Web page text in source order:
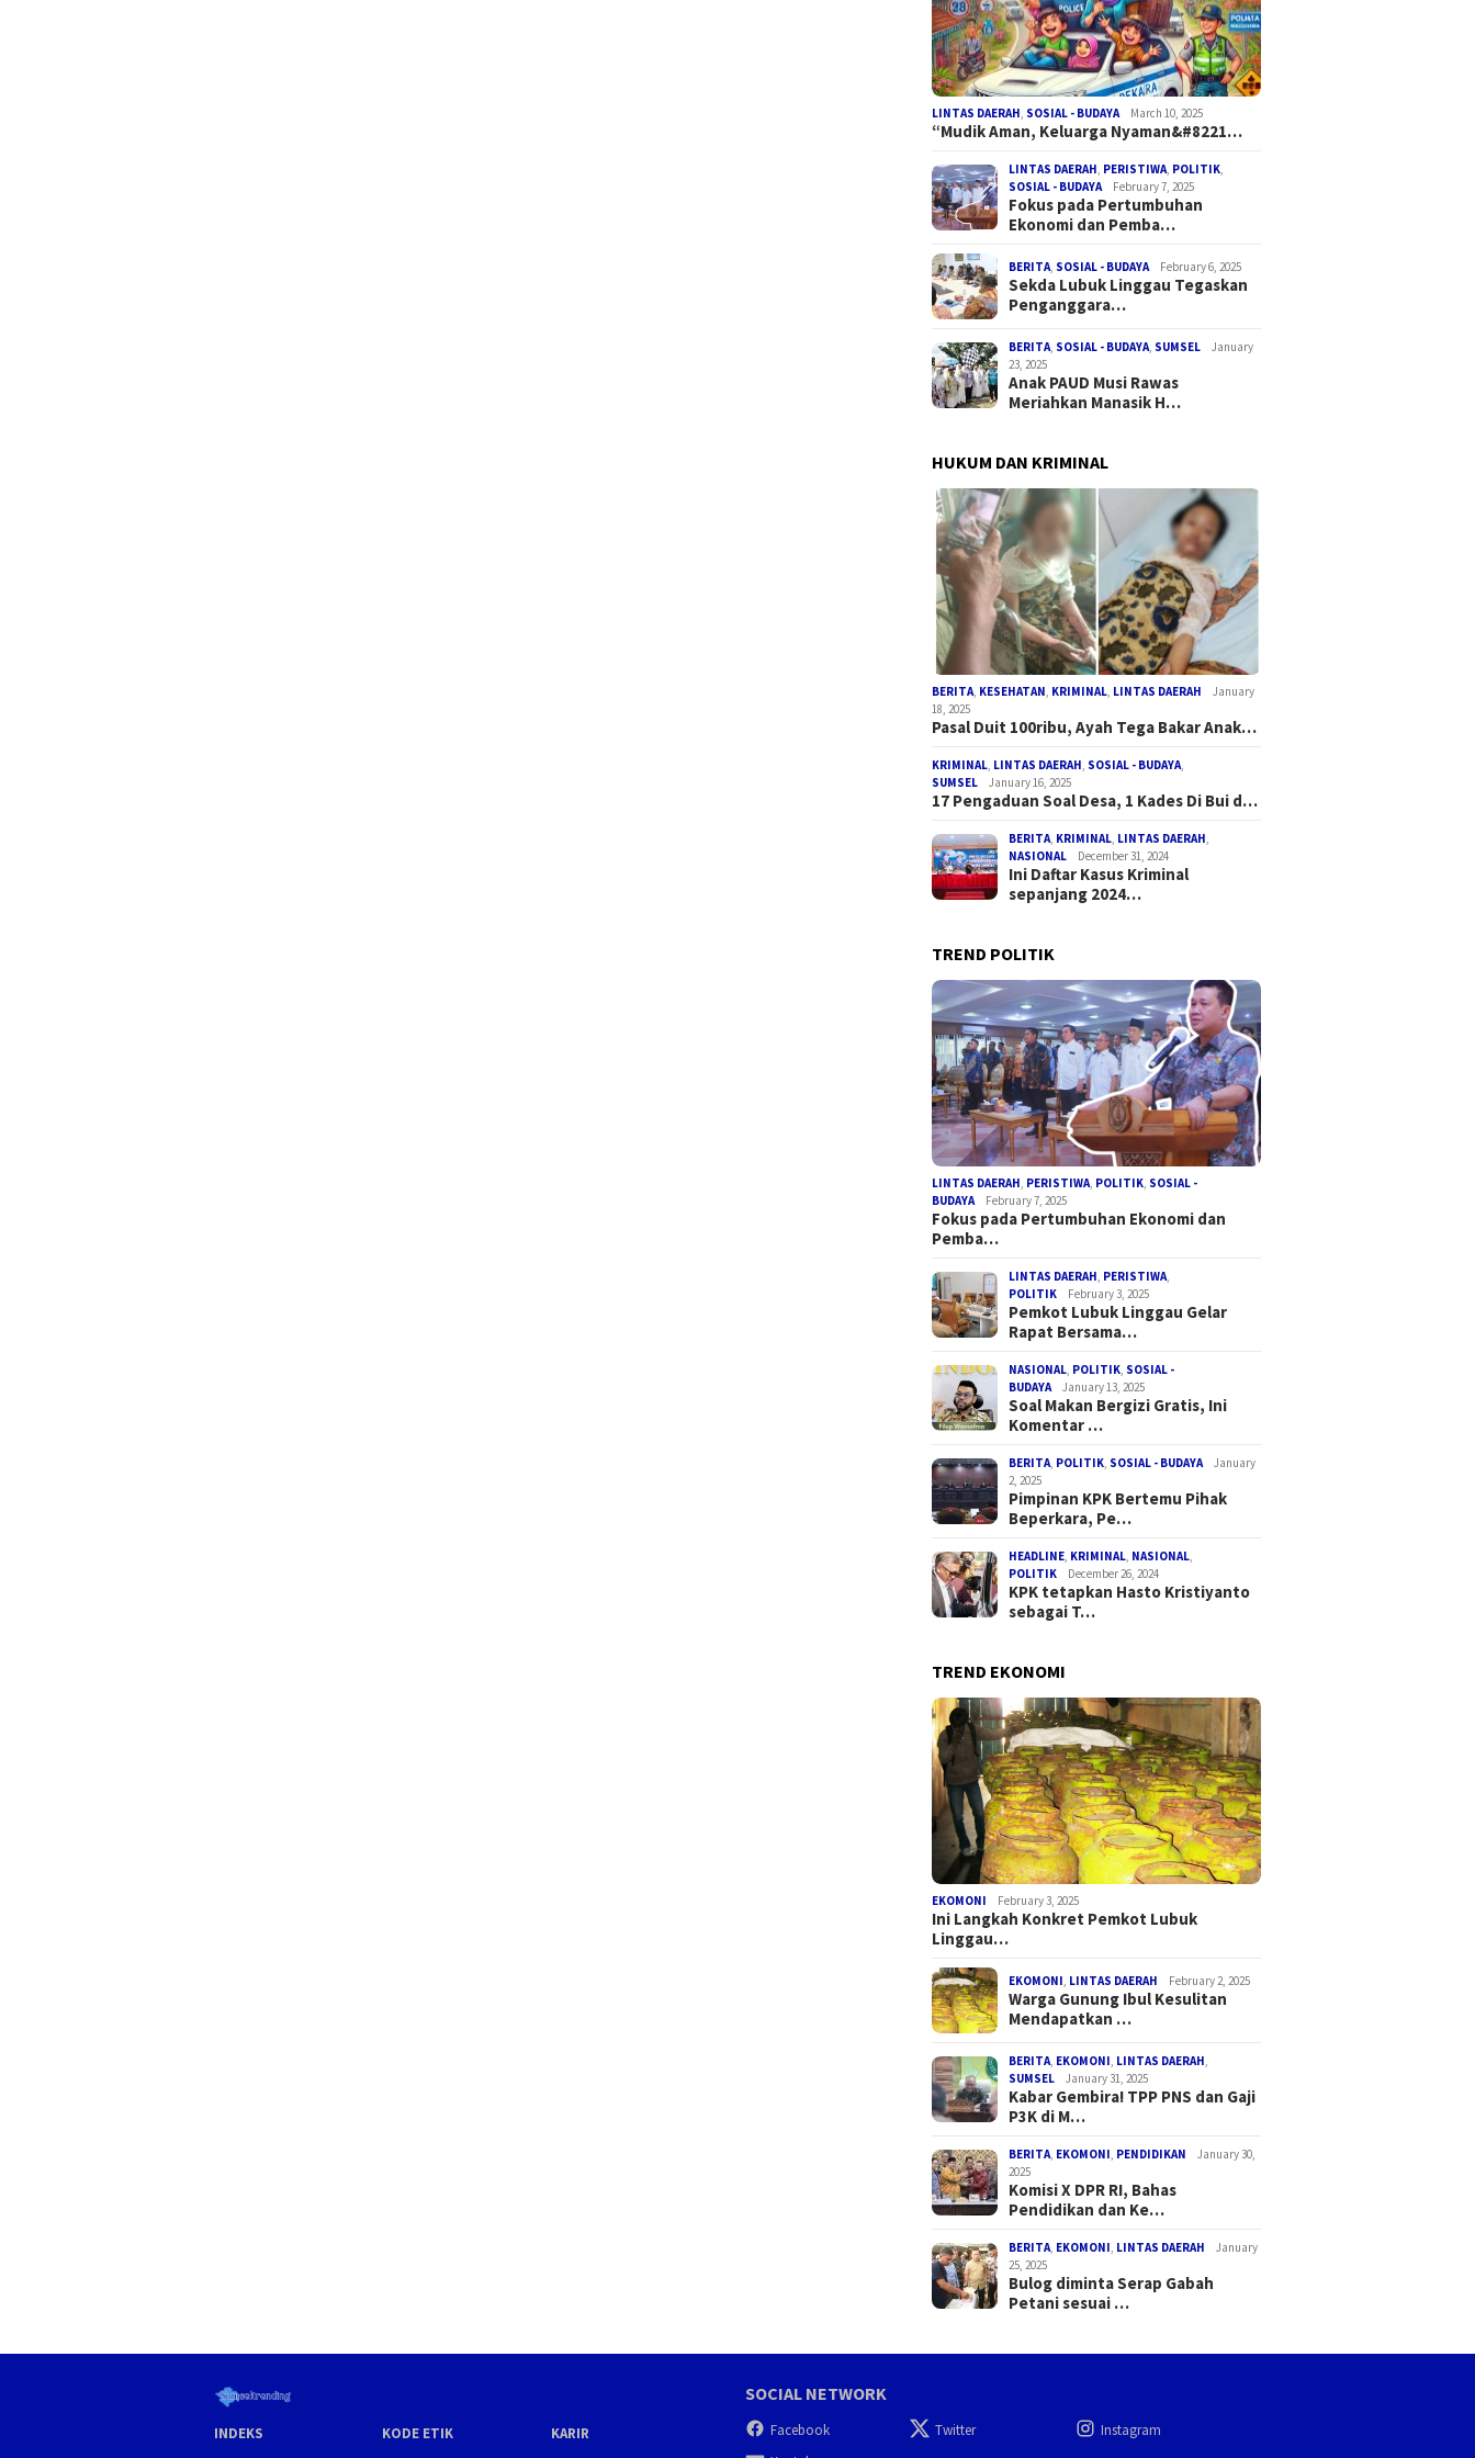
LINTAS DAERAH, SOSIAL - BUDAYA March 10, 2025
“Mudik Aman, Keluarga Nyaman&#8221…
LINTAS DAERAH, PERISTIWA, POLITIK,
SOSIAL - BUDAYA
February 7, 2025
Fokus pada Pertumbuhan
Ekonomi dan Pemba…
BERITA, SOSIAL - BUDAYA February 6, 2025
Sekda Lubuk Linggau Tegaskan
Penganggara…
BERITA, SOSIAL - BUDAYA, SUMSEL
January
23, 2025
Anak PAUD Musi Rawas
Meriahkan Manasik H…
HUKUM DAN KRIMINAL
BERITA, KESEHATAN, KRIMINAL, LINTAS DAERAH
January
18, 2025
Pasal Duit 100ribu, Ayah Tega Bakar Anak…
KRIMINAL, LINTAS DAERAH, SOSIAL - BUDAYA,
SUMSEL
January 16, 2025
17 Pengaduan Soal Desa, 1 Kades Di Bui d…
BERITA, KRIMINAL, LINTAS DAERAH,
NASIONAL
December 31, 2024
Ini Daftar Kasus Kriminal
sepanjang 2024…
TREND POLITIK
LINTAS DAERAH, PERISTIWA, POLITIK, SOSIAL -
BUDAYA
February 7, 2025
Fokus pada Pertumbuhan Ekonomi dan
Pemba…
LINTAS DAERAH, PERISTIWA,
POLITIK
February 3, 2025
Pemkot Lubuk Linggau Gelar
Rapat Bersama…
NASIONAL, POLITIK, SOSIAL -
BUDAYA
January 13, 2025
Soal Makan Bergizi Gratis, Ini
Komentar …
BERITA, POLITIK, SOSIAL - BUDAYA
January
2, 2025
Pimpinan KPK Bertemu Pihak
Beperkara, Pe…
HEADLINE, KRIMINAL, NASIONAL,
POLITIK
December 26, 2024
KPK tetapkan Hasto Kristiyanto
sebagai T…
TREND EKONOMI
EKOMONI February 3, 2025
Ini Langkah Konkret Pemkot Lubuk
Linggau…
EKOMONI LINTAS DAERAH February 2, 2025
Warga Gunung Ibul Kesulitan
Mendapatkan …
BERITA EKOMONI LINTAS DAERAH
SUMSEL
January 31, 2025
Kabar Gembira! TPP PNS dan Gaji
P3K di M…
BERITA EKOMONI PENDIDIKAN
January 30,
2025
Komisi X DPR RI, Bahas
Pendidikan dan Ke…
BERITA EKOMONI LINTAS DAERAH
January
25, 2025
Bulog diminta Serap Gabah
Petani sesuai …
INDEKS KODE ETIK
KARIR
SOCIAL NETWORK
Facebook Twitter
Instagram